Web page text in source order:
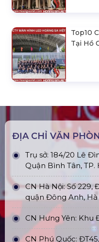
Top10
Tại Hồ
ĐỊA CHỈ VĂN
Trụ sở: 184/20 Lê
Quận Bình Tân, TP.
CN Hà Nội: Số 229,
quận Đông Anh, Hà
CN Hưng Yên: Khu
CN Phú Quốc: